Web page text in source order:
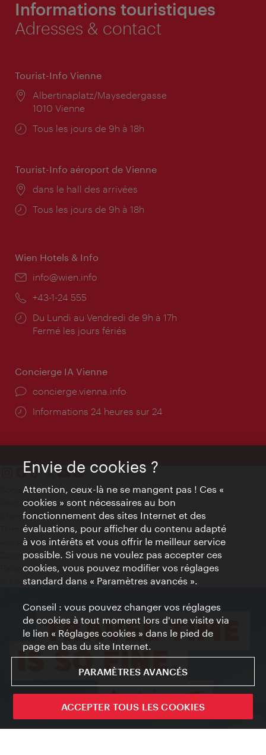
Informations touristiques
Adresses & contact
Tourist-Info Vienne
Lieu:
Albertinaplatz/Maysedergasse
1010 Vienne
Horaires
Tous les jours de 9h à 18h
Tourist-Info aéroport de Vienne
Lieu:
dans le hall des arrivées
Horaires
Tous les jours de 9h à 18h
Wien Hotels & Info
E-
info@wien.info
Téléphone:
+43-1-24 555
Horaires
d'ouverture:
Du Lundi au Vendredi de 9h à 17h
Fermé les jours fériés
Concierge IA Vienne
Ort:
concierge.vienna.info
Öffnungszeiten:
Informations 24 heures sur 24
Contact
Mentions obligatoires
Charte sur le respect de la vie privée
Terms of Use
Accessibilité
Contact presse
Paramètres de cookies
© Copyright WienTourismus
Envie de cookies ?
Attention, ceux-là ne se mangent pas ! Ces «
cookies » sont nécessaires au bon
fonctionnement des sites Internet et des
évaluations, pour afficher du contenu adapté
à vos intérêts et vous offrir le meilleur service
possible. Si vous ne voulez pas accepter ces
cookies, vous pouvez modifier vos réglages
standard dans « Paramètres avancés ».
Conseil : vous pouvez changer vos réglages
de cookies à tout moment lors d'une visite via
le lien « Réglages cookies » dans le pied de
page en bas du site Internet.
PARAMÈTRES AVANCÉS
ACCEPTER TOUS LES COOKIES